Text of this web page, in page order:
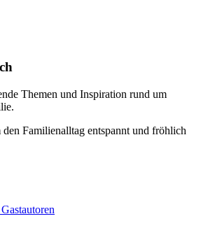
Themen und Inspiration rund um
Familienalltag entspannt und fröhlich